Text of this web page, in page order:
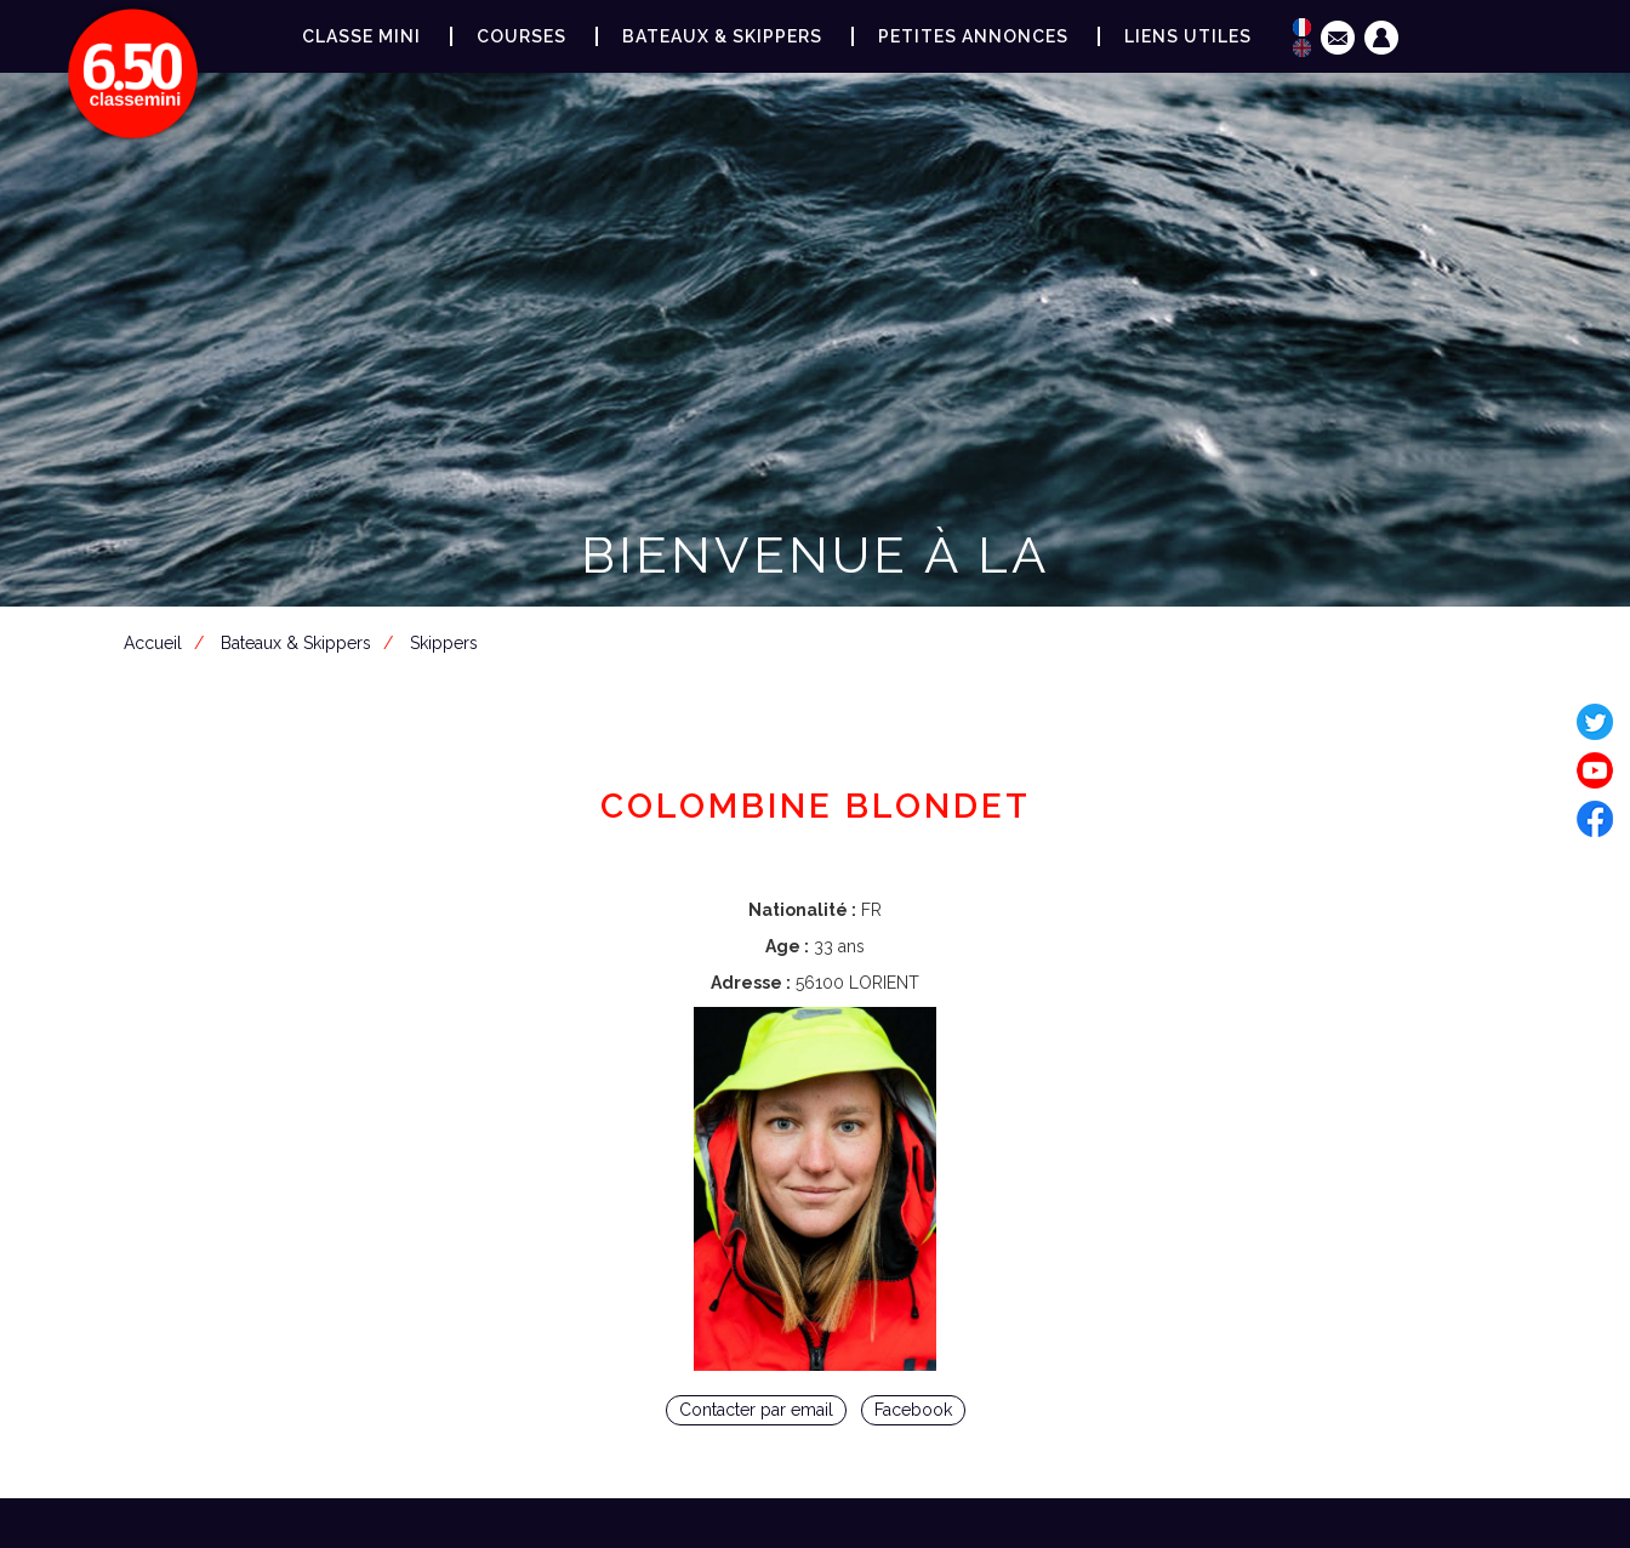
CLASSE MINI COURSES BATEAUX & SKIPPERS PETITES ANNONCES LIENS UTILES
BIENVENUE À LA
Accueil Bateaux & Skippers Skippers
COLOMBINE BLONDET
Nationalité : FR
Age : 33 ans
Adresse : 56100 LORIENT
Contacter par email Facebook